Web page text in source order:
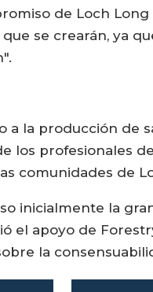
de Loch
se crearán, ya
a la producción de
los profesionales
comunidades de
inicialmente la
el apoyo de
la